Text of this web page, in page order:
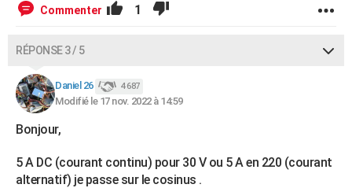
Commenter 1
RÉPONSE 3 / 5
Daniel 26 4 687
Modifié le 17 nov. 2022 à 14:59
Bonjour,
5 A DC (courant continu) pour 30 V ou 5 A en 220 (courant
alternatif) je passe sur le cosinus .